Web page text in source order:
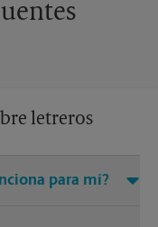
letreros
para mí?